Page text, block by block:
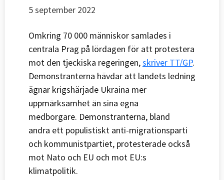
5 september 2022
Omkring 70 000 människor samlades i
centrala Prag på lördagen för att protestera
mot den tjeckiska regeringen,skriver TT/GP.
Demonstranterna hävdar att landets ledning
ägnar krigshärjade Ukraina mer
uppmärksamhet än sina egna
medborgare. Demonstranterna, bland
andra ett populistiskt anti-migrationsparti
och kommunistpartiet, protesterade också
mot Nato och EU och mot EU:s
klimatpolitik.